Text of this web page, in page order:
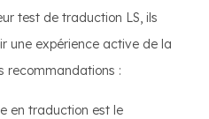
test de traduction LS, ils
une expérience active de la
recommandations :
en traduction est le